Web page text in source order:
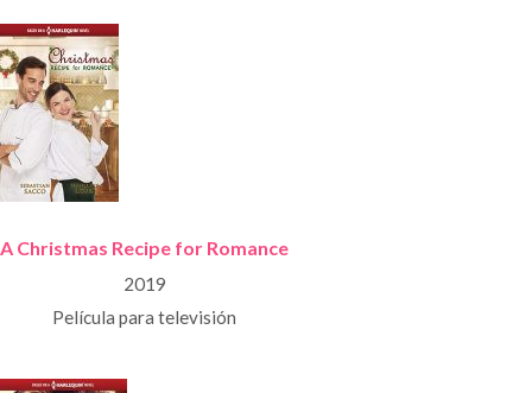
A Christmas Recipe for Romance
2019
Película para televisión